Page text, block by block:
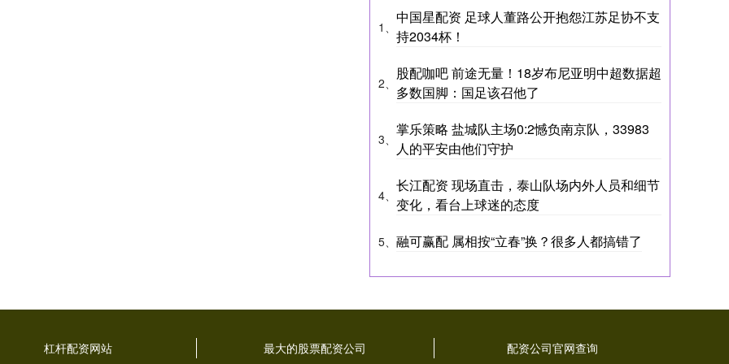
1、
中国星配资 足球人董路公开抱怨江苏足协不支
持2034杯！
2、
股配咖吧 前途无量！18岁布尼亚明中超数据超
多数国脚：国足该召他了
3、
掌乐策略 盐城队主场0:2憾负南京队，33983
人的平安由他们守护
4、
长江配资 现场直击，泰山队场内外人员和细节
变化，看台上球迷的态度
5、 融可赢配 属相按“立春”换？很多人都搞错了
杠杆配资网站 最大的股票配资公司 配资公司官网查询